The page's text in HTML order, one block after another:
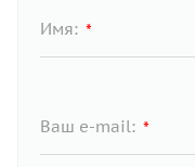
Имя: *
Ваш e-mail: *